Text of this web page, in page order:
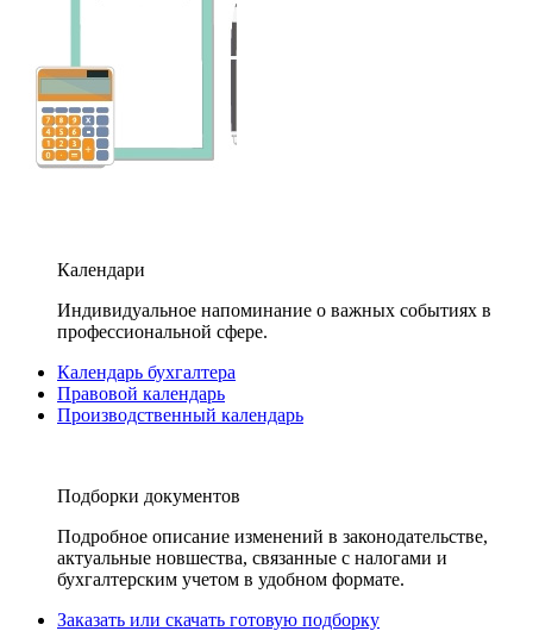
Календари
Индивидуальное напоминание о важных событиях в
профессиональной сфере.
Календарь бухгалтера
Правовой календарь
Производственный календарь
Подборки документов
Подробное описание изменений в законодательстве,
актуальные новшества, связанные с налогами и
бухгалтерским учетом в удобном формате.
Заказать или скачать готовую подборку